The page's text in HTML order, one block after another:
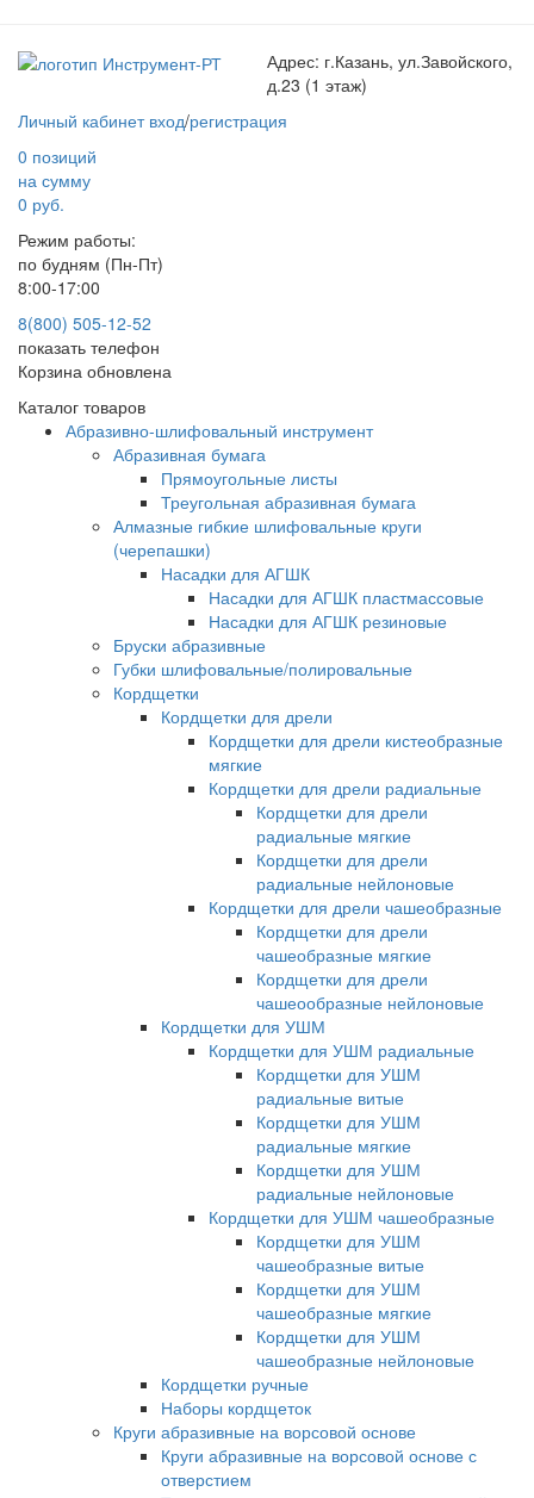
Адрес: г.Казань, ул.Завойского,
д.23 (1 этаж)
Личный кабинет вход/регистрация
0 позиций
на сумму
0 руб.
Режим работы:
по будням (Пн-Пт)
8:00-17:00
8(800) 505-12-52
показать телефон
Корзина обновлена
Каталог товаров
Абразивно-шлифовальный инструмент
Абразивная бумага
Прямоугольные листы
Треугольная абразивная бумага
Алмазные гибкие шлифовальные круги
(черепашки)
Насадки для АГШК
Насадки для АГШК пластмассовые
Насадки для АГШК резиновые
Бруски абразивные
Губки шлифовальные/полировальные
Кордщетки
Кордщетки для дрели
Кордщетки для дрели кистеобразные
мягкие
Кордщетки для дрели радиальные
Кордщетки для дрели
радиальные мягкие
Кордщетки для дрели
радиальные нейлоновые
Кордщетки для дрели чашеобразные
Кордщетки для дрели
чашеобразные мягкие
Кордщетки для дрели
чашеообразные нейлоновые
Кордщетки для УШМ
Кордщетки для УШМ радиальные
Кордщетки для УШМ
радиальные витые
Кордщетки для УШМ
радиальные мягкие
Кордщетки для УШМ
радиальные нейлоновые
Кордщетки для УШМ чашеобразные
Кордщетки для УШМ
чашеобразные витые
Кордщетки для УШМ
чашеобразные мягкие
Кордщетки для УШМ
чашеобразные нейлоновые
Кордщетки ручные
Наборы кордщеток
Круги абразивные на ворсовой основе
Круги абразивные на ворсовой основе с
отверстием